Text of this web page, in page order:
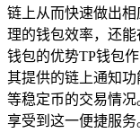
链上从而快速做出
理的钱包效率，还
钱包的优势TP钱包
其提供的链上通知
等稳定币的交易情
享受到这一便捷服